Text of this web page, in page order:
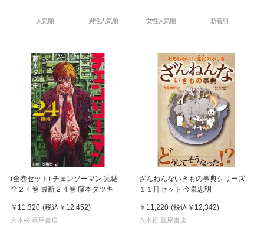
人気順 男性人気順 女性人気順 新着順
(全巻セット) チェンソーマン 完結
全２４巻 最新２４巻 藤本タツキ
￥11,320 (税込 ￥12,452)
六本松 蔦屋書店
ざんねんないきもの事典シリーズ
１１冊セット 今泉忠明
￥11,220 (税込 ￥12,342)
六本松 蔦屋書店